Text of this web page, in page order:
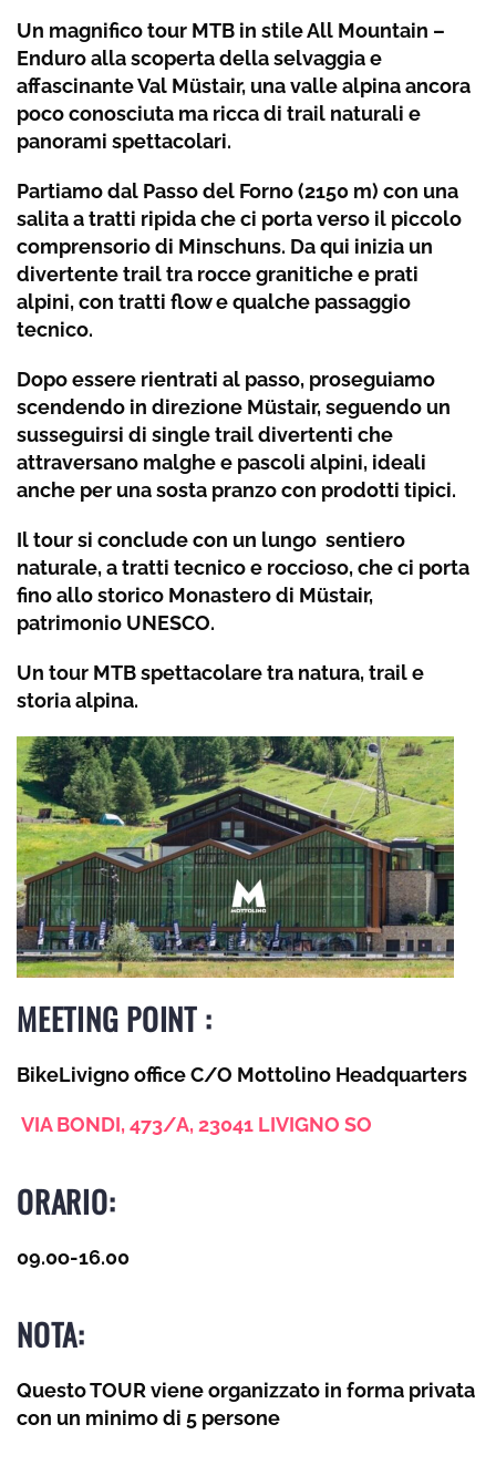
Un magnifico tour MTB in stile All Mountain –
Enduro alla scoperta della selvaggia e
affascinante Val Müstair, una valle alpina ancora
poco conosciuta ma ricca di trail naturali e
panorami spettacolari.
Partiamo dal Passo del Forno (2150 m) con una
salita a tratti ripida che ci porta verso il piccolo
comprensorio di Minschuns. Da qui inizia un
divertente trail tra rocce granitiche e prati
alpini, con tratti flow e qualche passaggio
tecnico.
Dopo essere rientrati al passo, proseguiamo
scendendo in direzione Müstair, seguendo un
susseguirsi di single trail divertenti che
attraversano malghe e pascoli alpini, ideali
anche per una sosta pranzo con prodotti tipici.
Il tour si conclude con un lungo sentiero
naturale, a tratti tecnico e roccioso, che ci porta
fino allo storico Monastero di Müstair,
patrimonio UNESCO.
Un tour MTB spettacolare tra natura, trail e
storia alpina.
MEETING POINT :
BikeLivigno office C/O Mottolino Headquarters
VIA BONDI, 473/A, 23041 LIVIGNO SO
ORARIO:
09.0o-16.00
NOTA:
Questo TOUR viene organizzato in forma privata
con un minimo di 5 persone